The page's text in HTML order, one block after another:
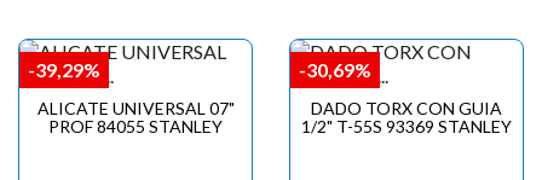
ALICATE UNIVERSAL 07"
PROF 84055 STANLEY
-39,29%
DADO TORX CON GUIA
1/2" T-55S 93369 STANLEY
-30,69%